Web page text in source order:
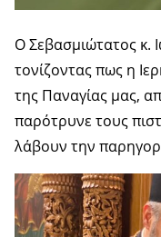
Ο Σεβασμιώτατος κ.
τονίζοντας πως η
της Παναγίας μας,
παρότρυνε τους
λάβουν την